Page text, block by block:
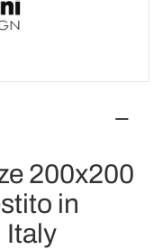
200x200
in
Italy